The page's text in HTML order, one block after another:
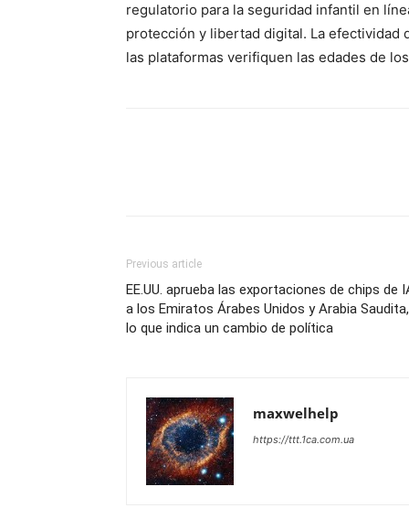
regulatorio para la seguridad infantil en
protección y libertad digital. La efectividad
las plataformas verifiquen las edades de
Previous article
EE.UU. aprueba las exportaciones de chips de
a los Emiratos Árabes Unidos y Arabia Saudita,
lo que indica un cambio de política
maxwelhelp
https://ttt.1ca.com.ua